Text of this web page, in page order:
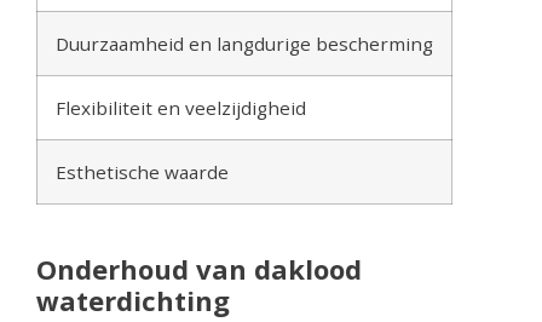
Duurzaamheid en langdurige bescherming
Flexibiliteit en veelzijdigheid
Esthetische waarde
Onderhoud van daklood
waterdichting